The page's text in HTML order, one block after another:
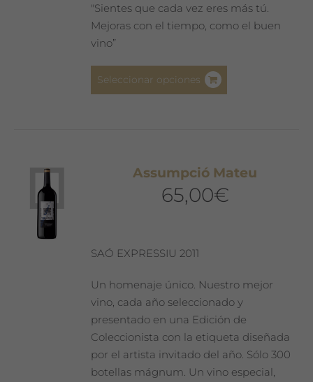
"Sientes que cada vez eres más tú.
Mejoras con el tiempo, como el buen
vino”
Seleccionar opciones
opciones
página
de
producto
Assumpció Mateu
65,00€
SAÓ EXPRESSIU 2011
Un homenaje único. Nuestro mejor
vino, cada año seleccionado y
presentado en una Edición de
Coleccionista con la etiqueta diseñada
por el artista invitado del año. Sólo 300
botellas mágnum. Un vino especial,